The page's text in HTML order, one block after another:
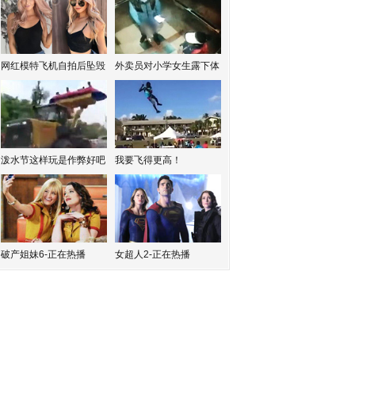
网红模特飞机自拍后坠毁 外卖员对小学女生露下体
泼水节这样玩是作弊好吧 我要飞得更高！
破产姐妹6-正在热播 女超人2-正在热播